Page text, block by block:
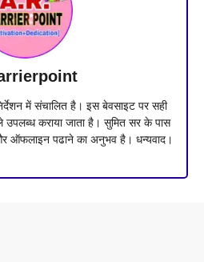
में संचालित है। इस बेवसाइट पर सही
कराया जाता है। सुमित सर के पास
ऑफलाइन पढाने का अनुभव है। धन्यवाद।